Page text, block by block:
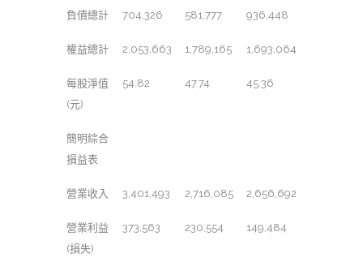
負債總計 704,326 581,777 936,448
權益總計 2,053,663 1,789,165 1,693,064
每股淨值
(元)
54.82 47.74 45.36
簡明綜合
損益表
營業收入 3,401,493 2,716,085 2,656,692
營業利益
(損失)
373,563 230,554 149,484